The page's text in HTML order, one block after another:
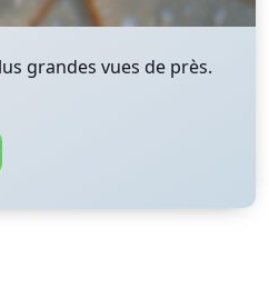
grandes vues de près.